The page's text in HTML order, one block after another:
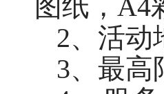
图纸，A4
2、活动
3、最高